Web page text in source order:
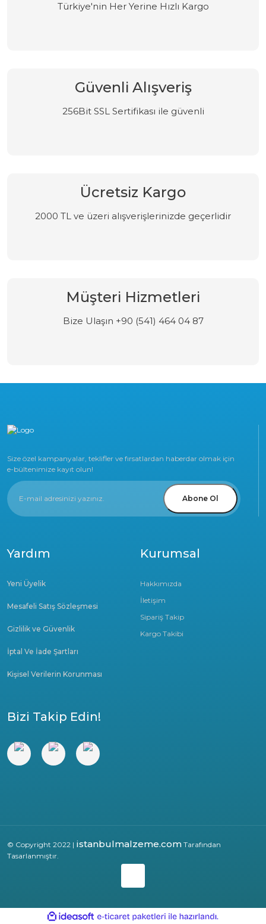
Türkiye'nin Her Yerine Hızlı Kargo
Güvenli Alışveriş
256Bit SSL Sertifikası ile güvenli
Ücretsiz Kargo
2000 TL ve üzeri alışverişlerinizde geçerlidir
Müşteri Hizmetleri
Bize Ulaşın +90 (541) 464 04 87
Size özel kampanyalar, teklifler ve fırsatlardan haberdar olmak için
e-bültenimize kayıt olun!
Abone Ol
Kurumsal
Hakkımızda
İletişim
Sipariş Takip
Kargo Takibi
Yardım
Yeni Üyelik
Mesafeli Satış Sözleşmesi
Gizlilik ve Güvenlik
İptal Ve İade Şartları
Kişisel Verilerin Korunması
Bizi Takip Edin!
© Copyright 2022 | istanbulmalzeme.com Tarafından
Tasarlanmıştır.
ideasoft
e-